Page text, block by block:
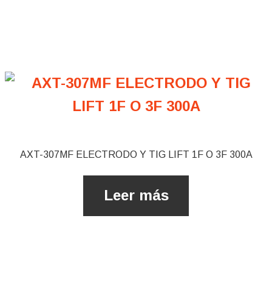
AXT-307MF ​ELECTRODO Y TIG LIFT 1F O 3F 300A
Leer más